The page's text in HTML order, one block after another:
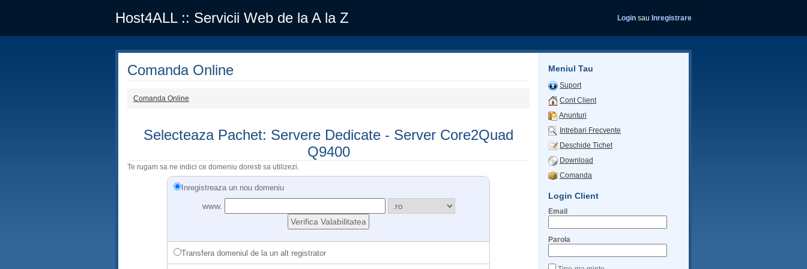
Host4ALL :: Servicii Web de la A la Z Login sau Inregistrare
Comanda Online
Comanda Online
Selecteaza Pachet: Servere Dedicate - Server Core2Quad
Q9400
Te rugam sa ne indici ce domeniu doresti sa utilizezi.
Inregistreaza un nou domeniu
www.
Transfera domeniul de la un alt registrator
Meniul Tau
Suport
Cont Client
Anunturi
Intrebari Frecvente
Deschide Tichet
Download
Comanda
Login Client
Email
Parola